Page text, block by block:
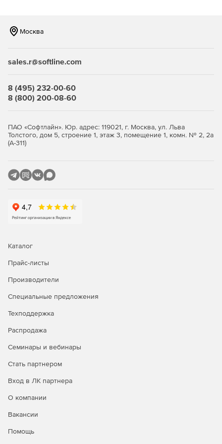
соответствие нормативной базе и другим источникам.
формирование актов приемки работ и накопительных
Контроль планового и фактического расхода
строительных материалов, конструкций и изделий,
Обмен информацией по списанию материалов с
Обмен сметными данными между пользователями
сметной программой.
автоматизации.
Москва
sales.r@softline.com
8 (495) 232-00-60
8 (800) 200-08-60
ПАО «Софтлайн». Юр. адрес: 119021, г. Москва, ул. Льва
Толстого, дом 5, строение 1, этаж 3, помещение 1, комн. № 2, 2а
(А-311)
Каталог
Прайс-листы
Производители
Специальные предложения
Техподдержка
Распродажа
Семинары и вебинары
Стать партнером
Вход в ЛК партнера
О компании
Вакансии
Помощь